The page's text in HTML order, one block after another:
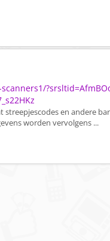
streepjescodes en andere
worden vervolgens ...